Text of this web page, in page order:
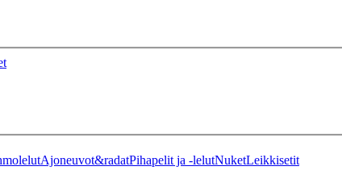
Ajoneuvot&radatPihapelit ja -lelutNuketLeikkisetit